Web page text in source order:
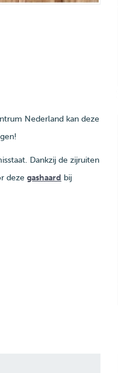
Nederland kan deze
Dankzij de zijruiten
deze gashaard bij